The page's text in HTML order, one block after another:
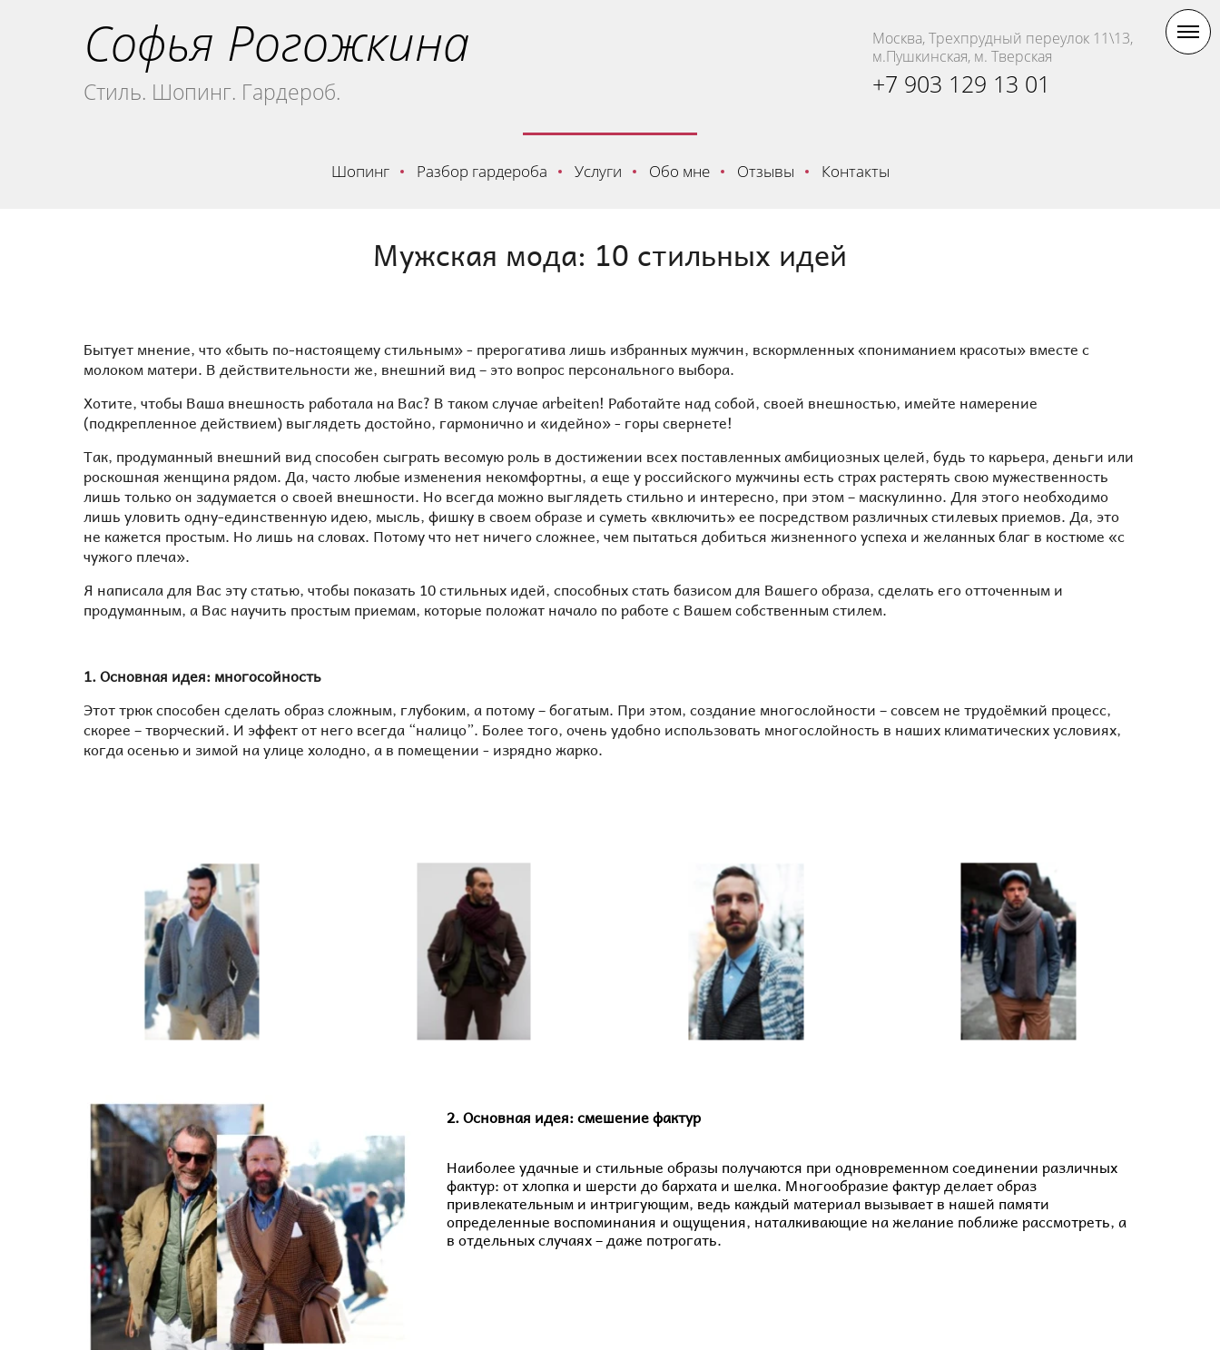
Софья Рогожкина
Стиль. Шопинг. Гардероб.
Москва, Трехпрудный переулок 11\13,
м.Пушкинская, м. Тверская
+7 903 129 13 01
Шопинг Разбор гардероба Услуги Обо мне Отзывы Контакты
Мужская мода: 10 стильных идей
Бытует мнение, что «быть по-настоящему стильным» - прерогатива лишь избранных мужчин, вскормленных «пониманием красоты» вместе с
молоком матери. В действительности же, внешний вид – это вопрос персонального выбора.
Хотите, чтобы Ваша внешность работала на Вас? В таком случае arbeiten! Работайте над собой, своей внешностью, имейте намерение
(подкрепленное действием) выглядеть достойно, гармонично и «идейно» - горы свернете!
Так, продуманный внешний вид способен сыграть весомую роль в достижении всех поставленных амбициозных целей, будь то карьера, деньги или
роскошная женщина рядом. Да, часто любые изменения некомфортны, а еще у российского мужчины есть страх растерять свою мужественность
лишь только он задумается о своей внешности. Но всегда можно выглядеть стильно и интересно, при этом – маскулинно. Для этого необходимо
лишь уловить одну-единственную идею, мысль, фишку в своем образе и суметь «включить» ее посредством различных стилевых приемов. Да, это
не кажется простым. Но лишь на словах. Потому что нет ничего сложнее, чем пытаться добиться жизненного успеха и желанных благ в костюме «с
чужого плеча».
Я написала для Вас эту статью, чтобы показать 10 стильных идей, способных стать базисом для Вашего образа, сделать его отточенным и
продуманным, а Вас научить простым приемам, которые положат начало по работе с Вашем собственным стилем.
1. Основная идея: многосойность
Этот трюк способен сделать образ сложным, глубоким, а потому – богатым. При этом, создание многослойности – совсем не трудоёмкий процесс,
скорее – творческий. И эффект от него всегда “налицо”. Более того, очень удобно использовать многослойность в наших климатических условиях,
когда осенью и зимой на улице холодно, а в помещении - изрядно жарко.
2. Основная идея: смешение фактур
Наиболее удачные и стильные образы получаются при одновременном соединении различных
фактур: от хлопка и шерсти до бархата и шелка. Многообразие фактур делает образ
привлекательным и интригующим, ведь каждый материал вызывает в нашей памяти
определенные воспоминания и ощущения, наталкивающие на желание поближе рассмотреть, а
в отдельных случаях – даже потрогать.